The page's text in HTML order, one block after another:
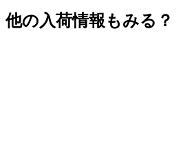
他の入荷情報もみる？